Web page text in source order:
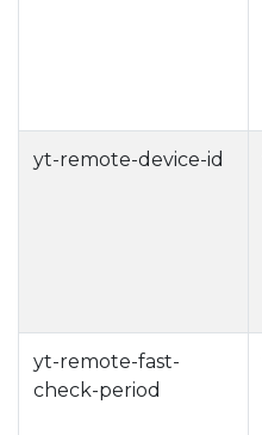
yt-remote-device-id
yt-remote-fast-
check-period